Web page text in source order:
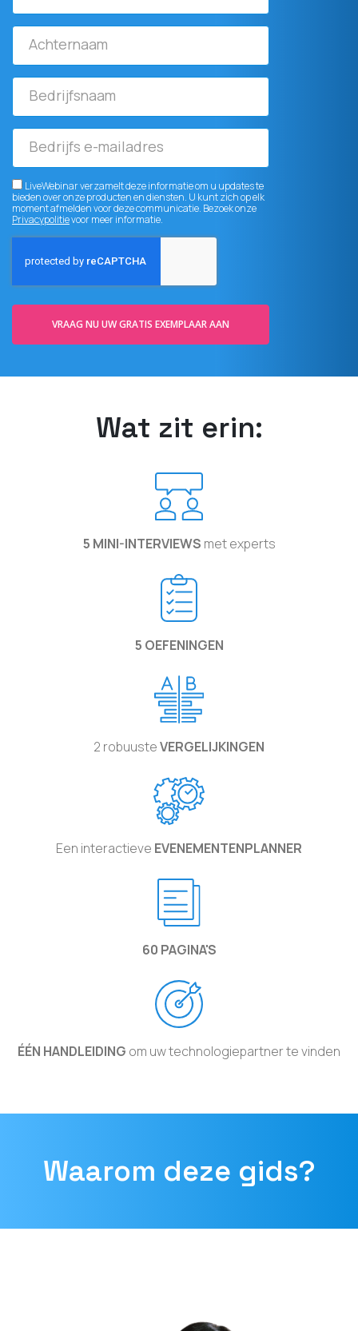
Achternaam
Bedrijfsnaam
Bedrijfs
e-
mailadres
LiveWebinar verzamelt deze informatie om u updates te
bieden over onze producten en diensten. U kunt zich op elk
moment afmelden voor deze communicatie. Bezoek onze
Privacypolitievoor meer informatie.
VRAAG NU UW GRATIS EXEMPLAAR AAN
Wat zit erin:
5 MINI-INTERVIEWS met experts
5 OEFENINGEN
2 robuusteVERGELIJKINGEN
Een interactieve EVENEMENTENPLANNER
60 PAGINA'S
ÉÉN HANDLEIDING om uw technologiepartner te vinden
Waarom deze gids?